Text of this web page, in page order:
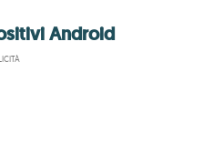
Android